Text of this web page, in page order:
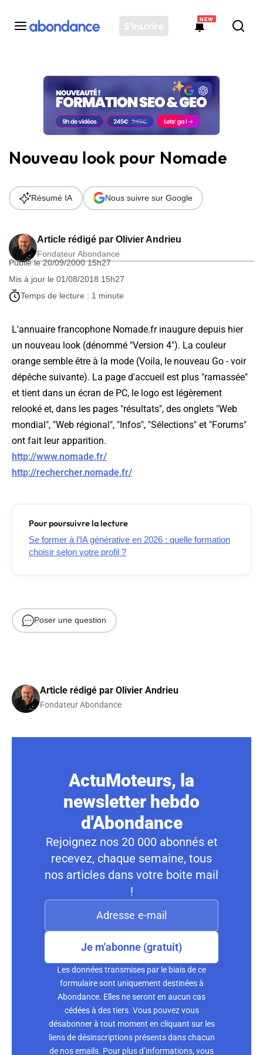
S'inscrire
NEW
Toutes les actus
Actus SEO
Plateforme
Solutions
Ressources
Audit SEO
Nouveau look pour Nomade
Article rédigé par Olivier Andrieu
Fondateur Abondance
Publié le 20/09/2000 15h27
Mis à jour le 01/08/2018 15h27
Temps de lecture : 1 minute
Résumé IA Nous suivre sur Google
L'annuaire francophone Nomade.fr inaugure depuis hier
un nouveau look (dénommé "Version 4"). La couleur
orange semble être à la mode (Voila, le nouveau Go - voir
dépêche suivante). La page d'accueil est plus "ramassée"
et tient dans un écran de PC, le logo est légèrement
relooké et, dans les pages "résultats", des onglets "Web
mondial", "Web régional", "Infos", "Sélections" et "Forums"
ont fait leur apparition.
http://www.nomade.fr/
http://rechercher.nomade.fr/
Pour poursuivre la lecture
Se former à l’IA générative en 2026 : quelle formation
choisir selon votre profil ?
Poser une question
Article rédigé par Olivier Andrieu
Fondateur Abondance
ActuMoteurs, la
newsletter hebdo
d'Abondance
Rejoignez nos 20 000 abonnés et
recevez, chaque semaine, tous
nos articles dans votre boite mail
!
Je m'abonne (gratuit)
Les données transmises par le biais de ce
formulaire sont uniquement destinées à
Abondance. Elles ne seront en aucun cas
cédées à des tiers. Vous pouvez vous
désabonner à tout moment en cliquant sur les
liens de désinscriptions présents dans chacun
de nos emails. Pour plus d’informations, vous